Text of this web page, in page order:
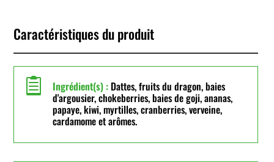
Caractéristiques du produit
 Ingrédient(s) : Dattes, fruits du dragon, baies
d'argousier, chokeberries, baies de goji, ananas,
papaye, kiwi, myrtilles, cranberries, verveine,
cardamome et arômes.